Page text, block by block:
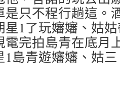
是只不程行趟這。
星1了玩嬸嬸、姑
電完拍島青在底
1島青遊嬸嬸、姑